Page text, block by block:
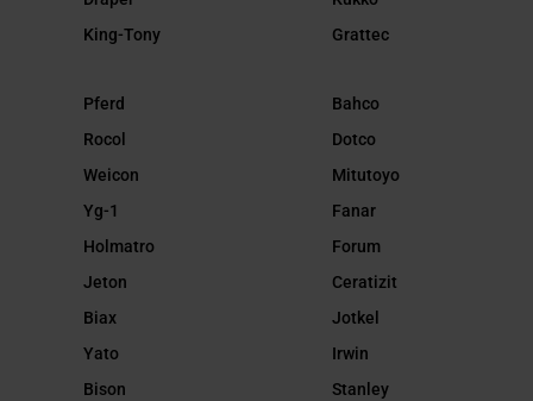
King-Tony
Grattec
Pferd
Rocol
Weicon
Yg-1
Holmatro
Jeton
Biax
Yato
Bison
Bahco
Dotco
Mitutoyo
Fanar
Forum
Ceratizit
Jotkel
Irwin
Stanley